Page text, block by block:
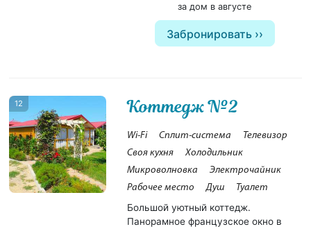
за дом в августе
Забронировать
12 Коттедж №2
Wi-Fi Сплит-система
Телевизор
Своя кухня
Холодильник
Микроволновка
Электрочайник
Рабочее место
Душ Туалет
Большой уютный коттедж.
Панорамное французское окно в